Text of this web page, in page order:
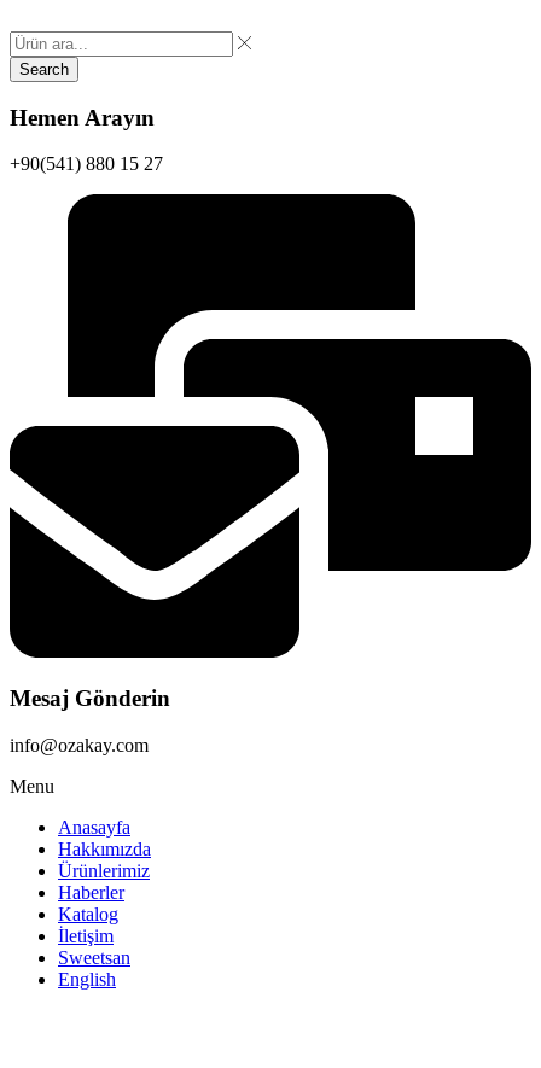
Search
Hemen Arayın
+90(541) 880 15 27
Mesaj Gönderin
info@ozakay.com
Menu
Anasayfa
Hakkımızda
Ürünlerimiz
Haberler
Katalog
İletişim
Sweetsan
English